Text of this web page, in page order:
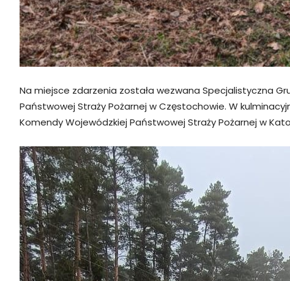
Na miejsce zdarzenia została wezwana Specjalistyczna
Państwowej Straży Pożarnej w Częstochowie. W
Komendy Wojewódzkiej Państwowej Straży Pożarnej w